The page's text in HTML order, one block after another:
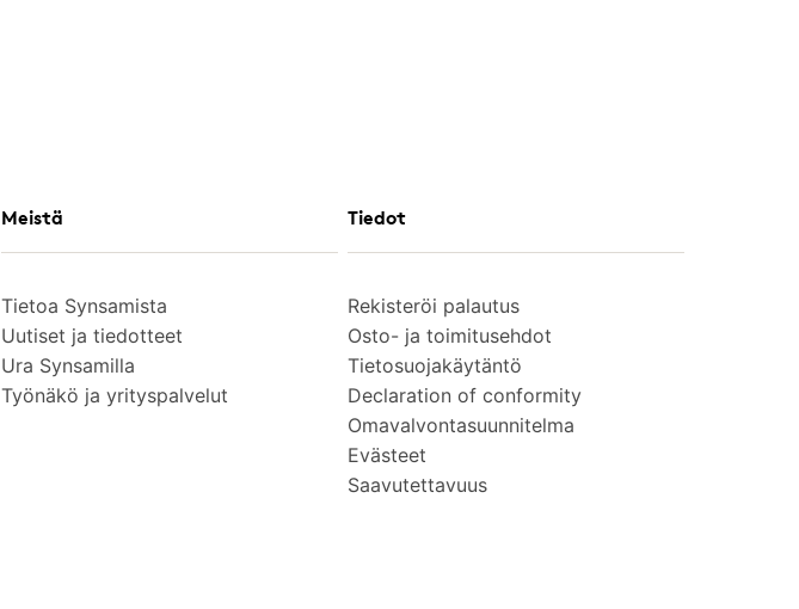
Meistä
Tietoa Synsamista
Uutiset ja tiedotteet
Ura Synsamilla
Työnäkö ja yrityspalvelut
Tiedot
Rekisteröi palautus
Osto- ja toimitusehdot
Tietosuojakäytäntö
Declaration of conformity
Omavalvontasuunnitelma
Evästeet
Saavutettavuus